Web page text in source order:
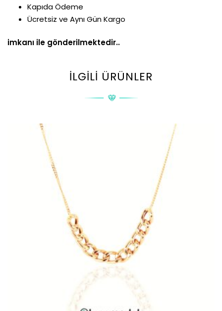
Kapıda Ödeme
Ücretsiz ve Aynı Gün Kargo
imkanı ile gönderilmektedir..
İLGILI ÜRÜNLER